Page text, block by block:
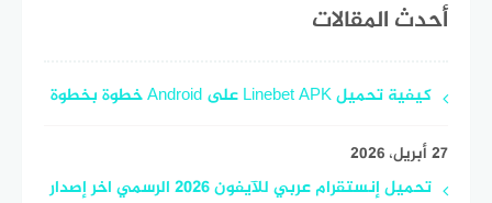
أحدث المقالات
كيفية تحميل Linebet APK على Android خطوة بخطوة
27 أبريل، 2026
تحميل إنستقرام عربي للآيفون 2026 الرسمي اخر إصدار